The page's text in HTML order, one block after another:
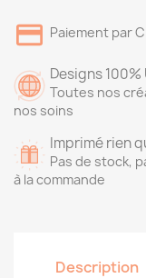
Paiement par
Designs
Toutes nos
nos soins
Imprimé rien
Pas de stock,
à la commande
Description